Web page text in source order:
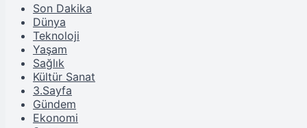
Son Dakika
Dünya
Teknoloji
Yaşam
Sağlık
Kültür Sanat
3.Sayfa
Gündem
Ekonomi